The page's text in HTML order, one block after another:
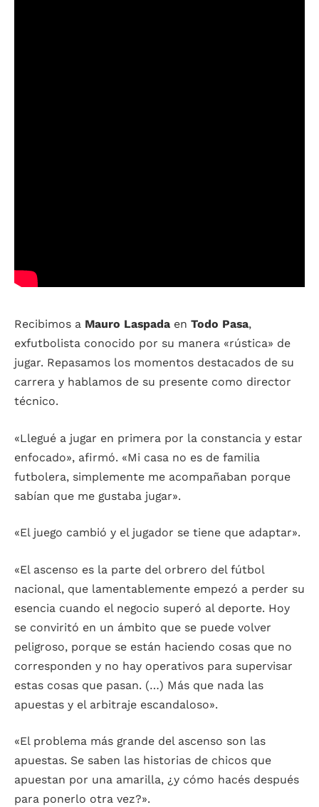
Recibimos a Mauro Laspada en Todo Pasa,
exfutbolista conocido por su manera «rústica» de
jugar. Repasamos los momentos destacados de su
carrera y hablamos de su presente como director
técnico.
«Llegué a jugar en primera por la constancia y estar
enfocado», afirmó. «Mi casa no es de familia
futbolera, simplemente me acompañaban porque
sabían que me gustaba jugar».
«El juego cambió y el jugador se tiene que adaptar».
«El ascenso es la parte del orbrero del fútbol
nacional, que lamentablemente empezó a perder su
esencia cuando el negocio superó al deporte. Hoy
se conviritó en un ámbito que se puede volver
peligroso, porque se están haciendo cosas que no
corresponden y no hay operativos para supervisar
estas cosas que pasan. (…) Más que nada las
apuestas y el arbitraje escandaloso».
«El problema más grande del ascenso son las
apuestas. Se saben las historias de chicos que
apuestan por una amarilla, ¿y cómo hacés después
para ponerlo otra vez?».